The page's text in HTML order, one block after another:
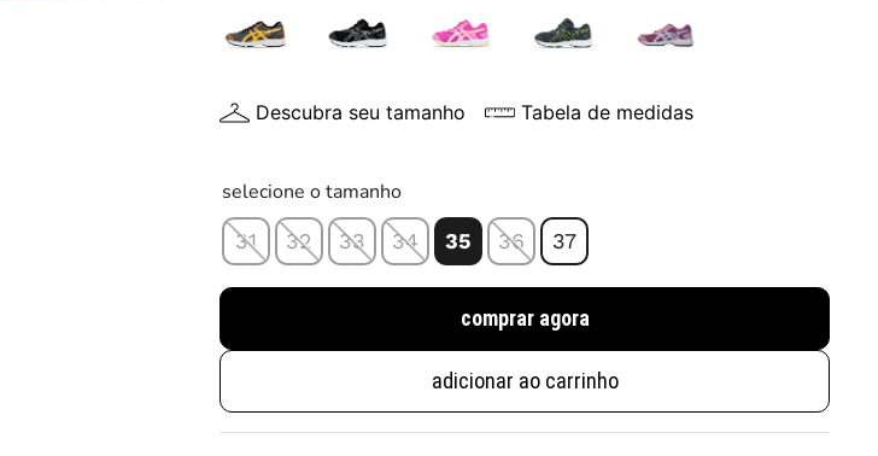
Descubra seu tamanho Tabela de medidas
selecione o tamanho
31 32 33 34 35 36 37
comprar agora
adicionar ao carrinho